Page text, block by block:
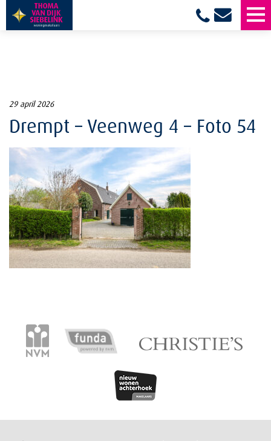
29 april 2026
Drempt – Veenweg 4 – Foto 54